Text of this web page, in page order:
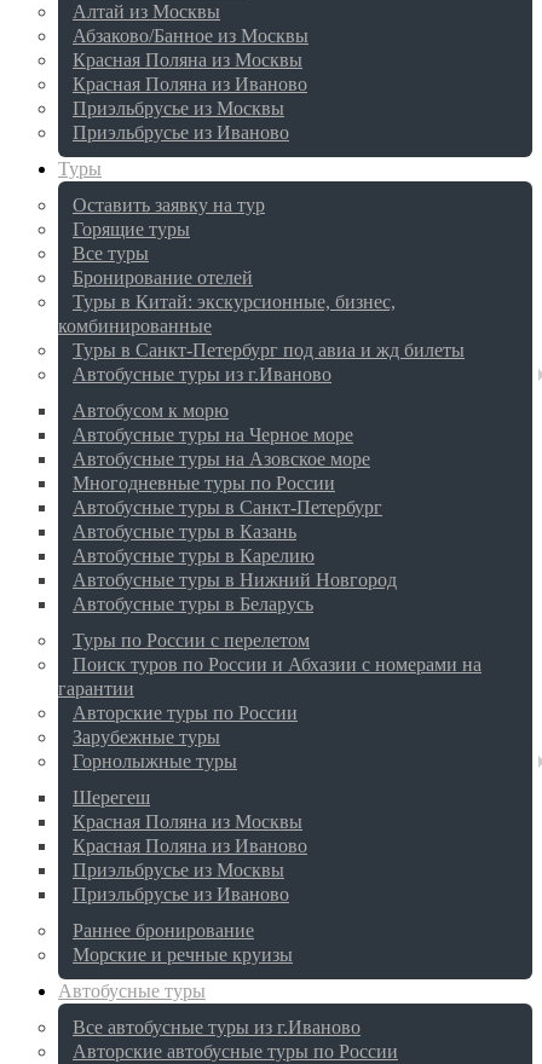
Алтай из Москвы
Абзаково/Банное из Москвы
Красная Поляна из Москвы
Красная Поляна из Иваново
Приэльбрусье из Москвы
Приэльбрусье из Иваново
Туры
Оставить заявку на тур
Горящие туры
Все туры
Бронирование отелей
Туры в Китай: экскурсионные, бизнес,
комбинированные
Туры в Санкт-Петербург под авиа и жд билеты
Автобусные туры из г.Иваново
Автобусом к морю
Автобусные туры на Черное море
Автобусные туры на Азовское море
Многодневные туры по России
Автобусные туры в Санкт-Петербург
Автобусные туры в Казань
Автобусные туры в Карелию
Автобусные туры в Нижний Новгород
Автобусные туры в Беларусь
Туры по России с перелетом
Поиск туров по России и Абхазии с номерами на
гарантии
Авторские туры по России
Зарубежные туры
Горнолыжные туры
Шерегеш
Красная Поляна из Москвы
Красная Поляна из Иваново
Приэльбрусье из Москвы
Приэльбрусье из Иваново
Раннее бронирование
Морские и речные круизы
Автобусные туры
Все автобусные туры из г.Иваново
Авторские автобусные туры по России